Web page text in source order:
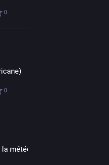
0
0
météo en Powershell (part